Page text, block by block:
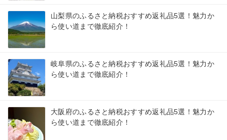
山梨県のふるさと納税おすすめ返礼品5選！魅力か
ら使い道まで徹底紹介！
岐阜県のふるさと納税おすすめ返礼品5選！魅力か
ら使い道まで徹底紹介！
大阪府のふるさと納税おすすめ返礼品5選！魅力か
ら使い道まで徹底紹介！